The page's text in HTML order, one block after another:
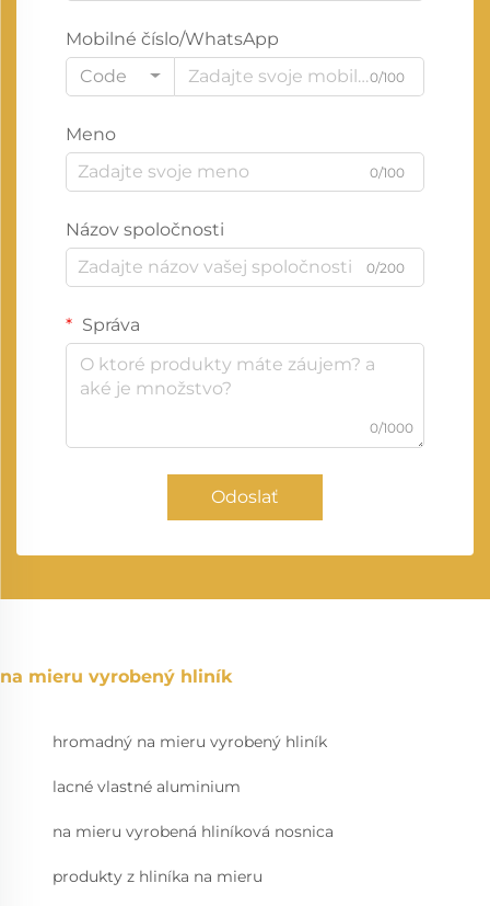
Mobilné číslo/WhatsApp
Code
0/100
Meno
0/100
Názov spoločnosti
0/200
Správa
0/1000
Odoslať
na mieru vyrobený hliník
hromadný na mieru vyrobený hliník
lacné vlastné aluminium
na mieru vyrobená hliníková nosnica
produkty z hliníka na mieru